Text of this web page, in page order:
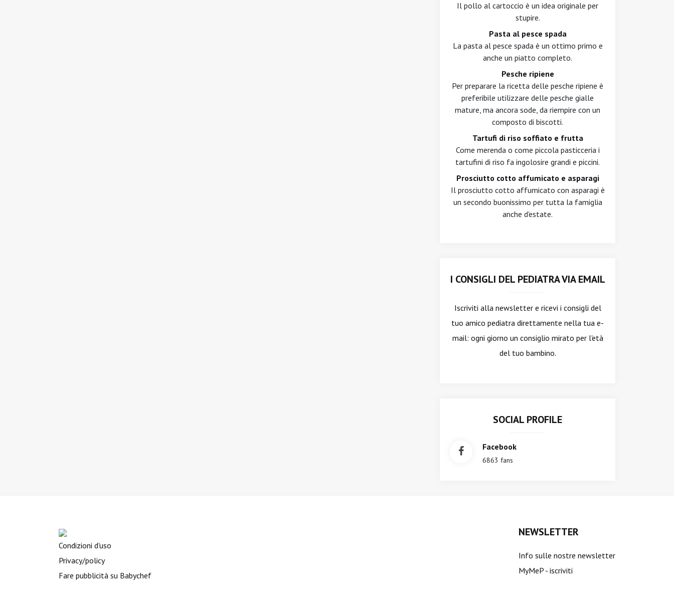
Il pollo al cartoccio è un idea originale per
stupire.
Pasta al pesce spada
La pasta al pesce spada è un ottimo primo e
anche un piatto completo.
Pesche ripiene
Per preparare la ricetta delle pesche ripiene è
preferibile utilizzare delle pesche gialle
mature, ma ancora sode, da riempire con un
composto di biscotti.
Tartufi di riso soffiato e frutta
Come merenda o come piccola pasticceria i
tartufini di riso fa ingolosire grandi e piccini.
Prosciutto cotto affumicato e asparagi
Il prosciutto cotto affumicato con asparagi è
un secondo buonissimo per tutta la famiglia
anche d'estate.
I CONSIGLI DEL PEDIATRA VIA EMAIL
Iscriviti alla newslettere ricevi i consigli del
tuo amico pediatra direttamente nella tua e-
mail: ogni giorno un consiglio mirato per l'età
del tuo bambino.
SOCIAL PROFILE
Facebook
6863 fans
Condizioni d'uso
Privacy/policy
Fare pubblicità su Babychef
NEWSLETTER
Info sulle nostre newsletter
MyMeP - iscriviti